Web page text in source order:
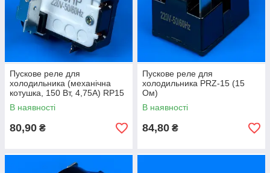
Пускове реле для
холодильника (механічна
котушка, 150 Вт, 4,75А) RP15
В наявності
80,90 ₴
Пускове реле для
холодильника PRZ-15 (15
Ом)
В наявності
84,80 ₴